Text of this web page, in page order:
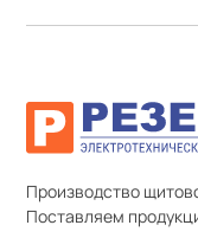
Производство
Поставляем